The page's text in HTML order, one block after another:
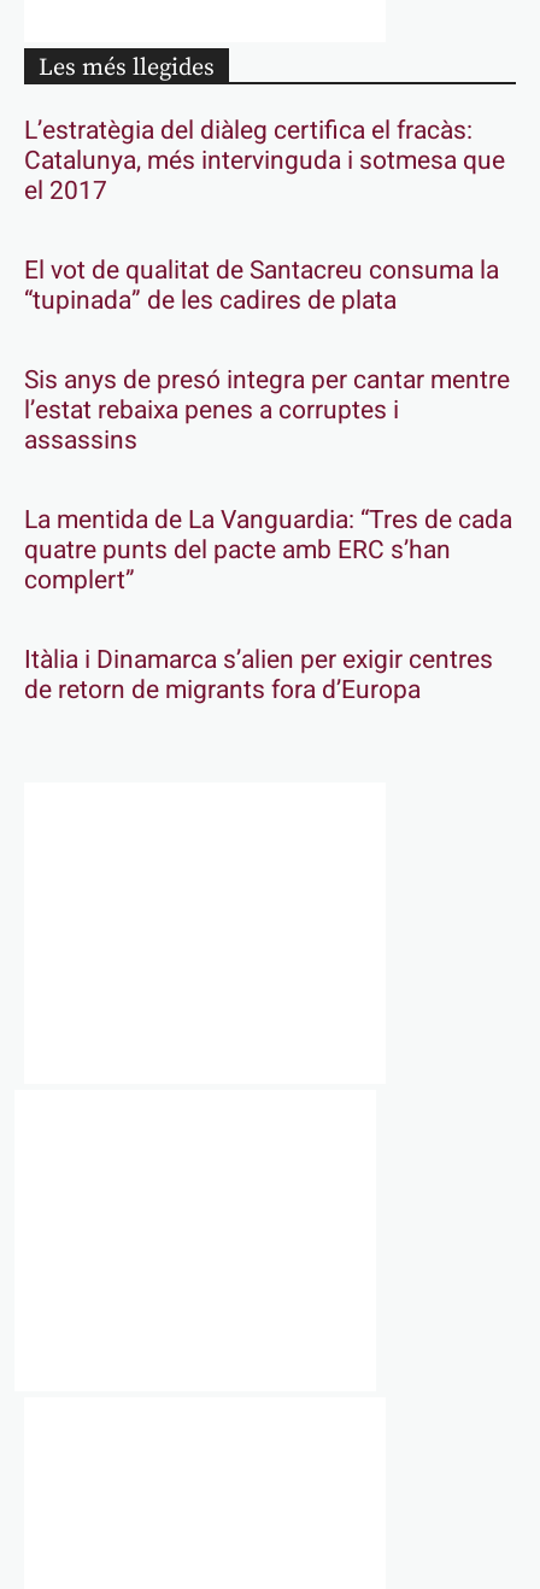
Les més llegides
L’estratègia del diàleg certifica el fracàs:
Catalunya, més intervinguda i sotmesa que
el 2017
El vot de qualitat de Santacreu consuma la
“tupinada” de les cadires de plata
Sis anys de presó integra per cantar mentre
l’estat rebaixa penes a corruptes i
assassins
La mentida de La Vanguardia: “Tres de cada
quatre punts del pacte amb ERC s’han
complert”
Itàlia i Dinamarca s’alien per exigir centres
de retorn de migrants fora d’Europa